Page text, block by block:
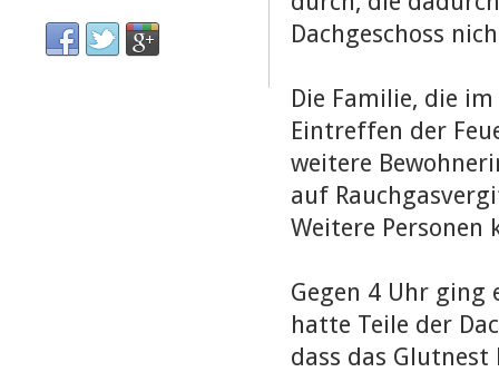
Dachgeschoss
Die Familie, die
Eintreffen der
weitere
auf
Weitere Personen
Gegen 4 Uhr ging
hatte Teile der
dass das